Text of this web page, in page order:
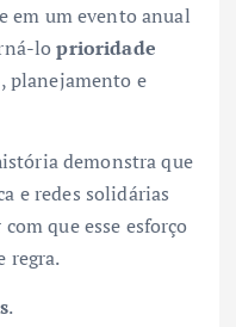
em um evento anual
loprioridade
planejamento e
demonstra que
e redes solidárias
que esse esforço
regra.
.